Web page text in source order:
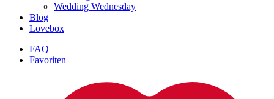
Wedding Wednesday
Blog
Lovebox
FAQ
Favoriten